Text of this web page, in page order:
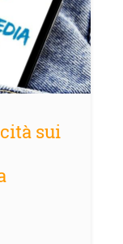
sui